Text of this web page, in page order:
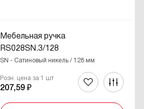
Мебельная ручка
RS028SN.3/128
SN - Cатиновый никель / 128 мм
Розн. цена за 1 шт
207,59 ₽